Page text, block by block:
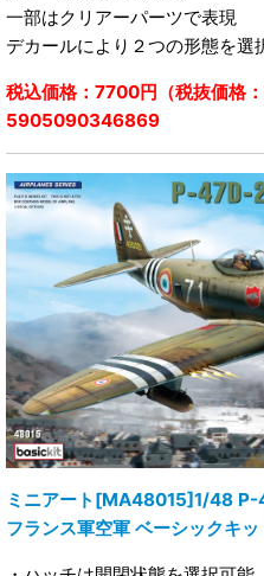
一部はクリアーパーツで表現
デカールにより２つの形態を選
税込価格：7700円（税抜価格
5905090346869
ミニアート[MA48015]1/48 P-
フランス軍空軍 ベーシックキッ